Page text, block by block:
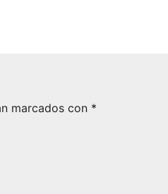
marcados con *